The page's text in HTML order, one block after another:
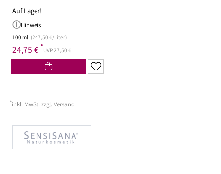
Auf Lager!
Hinweis
100 ml (247,50 €/Liter)
24,75 € *UVP 27,50 €
*inkl. MwSt. zzgl. Versand